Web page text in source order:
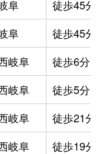
阜
徒歩45分
阜
徒歩45分
岐阜
徒歩6分
岐阜
徒歩5分
岐阜
徒歩21分
岐阜
徒歩19分